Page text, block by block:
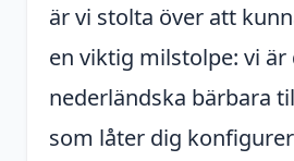
är vi stolta över att
en viktig milstolpe: vi är
nederländska bärbara
som låter dig